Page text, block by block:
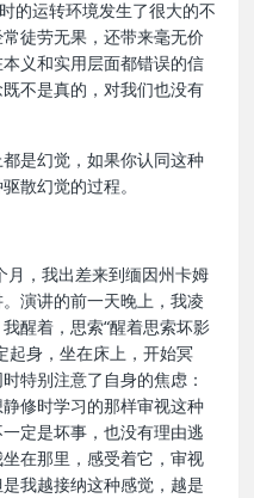
的运转环境发生了很大的不
徒劳无果，还带来毫无价
义和实用层面都错误的信
不是真的，对我们也没有
是幻觉，如果你认同这种
散幻觉的过程。
，我出差来到缅因州卡姆
演讲的前一天晚上，我凌
醒着，思索“醒着思索坏影
起身，坐在床上，开始冥
特别注意了自身的焦虑：
修时学习的那样审视这种
定是坏事，也没有理由逃
在那里，感受着它，审视
我越接纳这种感觉，越是